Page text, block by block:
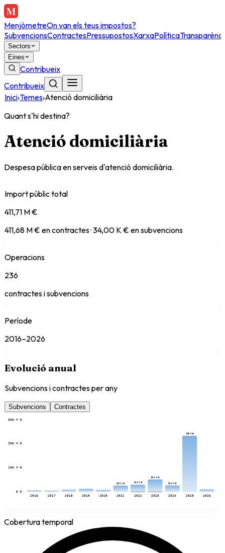
MenjòmetreOn van els teus impostos?
SubvencionsContractesPressupostosXarxaPolítica
Sectors
Eines
Contribueix
Contribueix
Inici›Temes›Atenció domiciliària
Quant s'hi destina?
Atenció domiciliària
Despesa pública en serveis d'atenció domiciliària.
Import públic total
411,71 M €
411,68 M € en contractes · 34,00 K € en subvencions
Operacions
236
contractes i subvencions
Període
2016–2026
Evolució anual
Subvencions i contractes per any
Subvencions Contractes
0 €
100 M €
200 M €
300 M €
2016 2017 2018 2019 2020
25,6 M €
2021
29,2 M €
2022
51,1 M €
2023
26,2 M €
2024
232 M €
2025 2026
Cobertura temporal